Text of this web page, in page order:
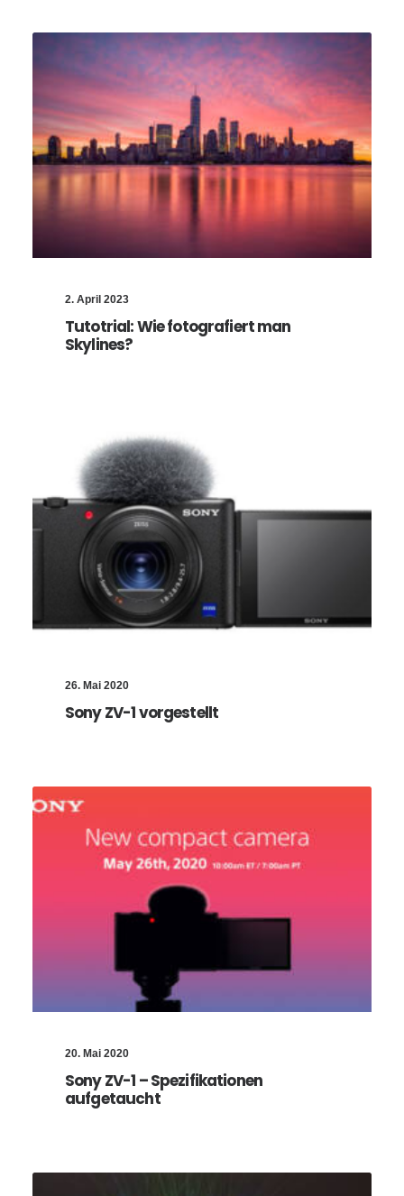
2. April 2023
Tutotrial: Wie fotografiert man
Skylines?
26. Mai 2020
Sony ZV-1 vorgestellt
20. Mai 2020
Sony ZV-1 – Spezifikationen
aufgetaucht